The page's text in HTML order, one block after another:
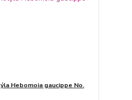
Hebomoia gaucippe No.